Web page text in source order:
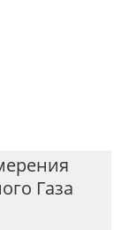
Газа